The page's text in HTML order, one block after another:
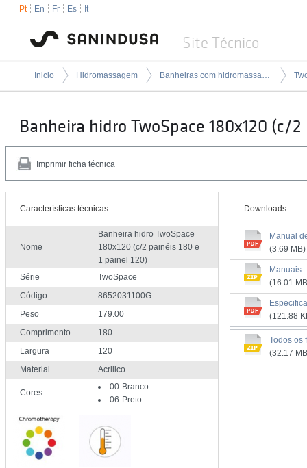
Pt En Fr Es It
Site Técnico
Inicio Hidromassagem Banheiras com hidromassagem
Banheira hidro TwoSpace 180x120 (c/
Imprimir ficha técnica
Características técnicas
Nome
Banheira hidro TwoSpace
180x120 (c/2 painéis 180 e
1 painel 120)
Série
TwoSpace
Código
8652031100G
Peso
179.00
Comprimento
180
Largura
120
Material
Acrilico
Cores
00-Branco
06-Preto
Downloads
Manual
(3.69 MB)
Manuais
(16.01
(121.88
Todos os
(32.17